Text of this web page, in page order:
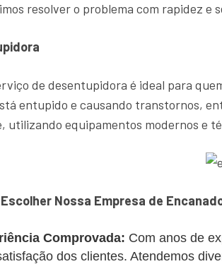
resolver o problema com rapidez e
de desentupidora é ideal para
entupido e causando transtornos,
utilizando equipamentos modernos e
Escolher Nossa Empresa de
Comprovada: Com anos de
dos clientes. Atendemos